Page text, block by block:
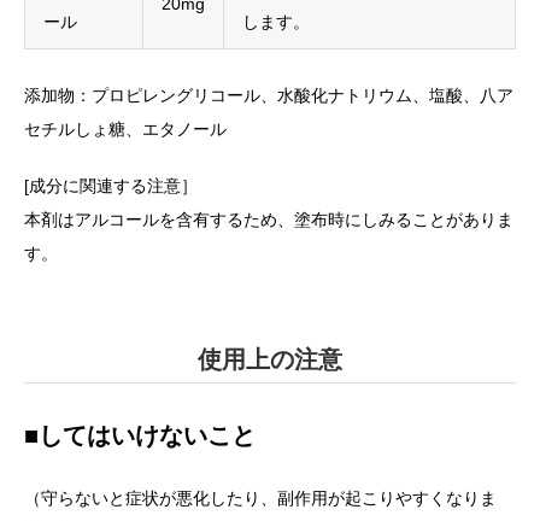
ール
20mg
します。
添加物：プロピレングリコール、水酸化ナトリウム、塩酸、八ア
セチルしょ糖、エタノール
[成分に関連する注意］
本剤はアルコールを含有するため、塗布時にしみることがありま
す。
使用上の注意
■してはいけないこと
（守らないと症状が悪化したり、副作用が起こりやすくなりま